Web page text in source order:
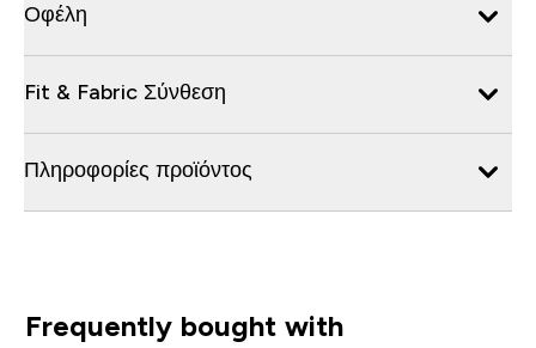
Οφέλη
Fit & Fabric Σύνθεση
Πληροφορίες προϊόντος
Frequently bought with